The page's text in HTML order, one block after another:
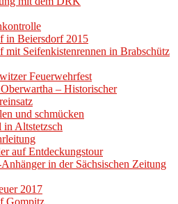
in Beiersdorf 2015
mit Seifenkistenrennen in Brabschütz
Feuerwehrfest
– Historischer
und schmücken
Altstetzsch
auf Entdeckungstour
in der Sächsischen Zeitung
2017